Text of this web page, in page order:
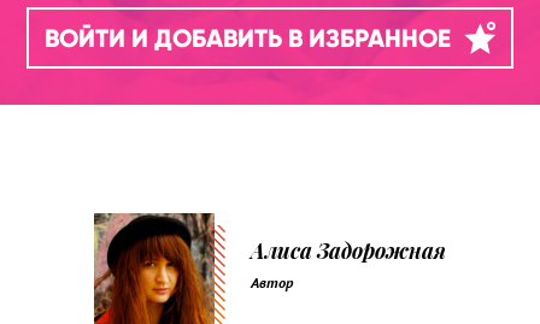
ВОЙТИ И ДОБАВИТЬ В ИЗБРАННОЕ
Алиса Задорожная
Автор